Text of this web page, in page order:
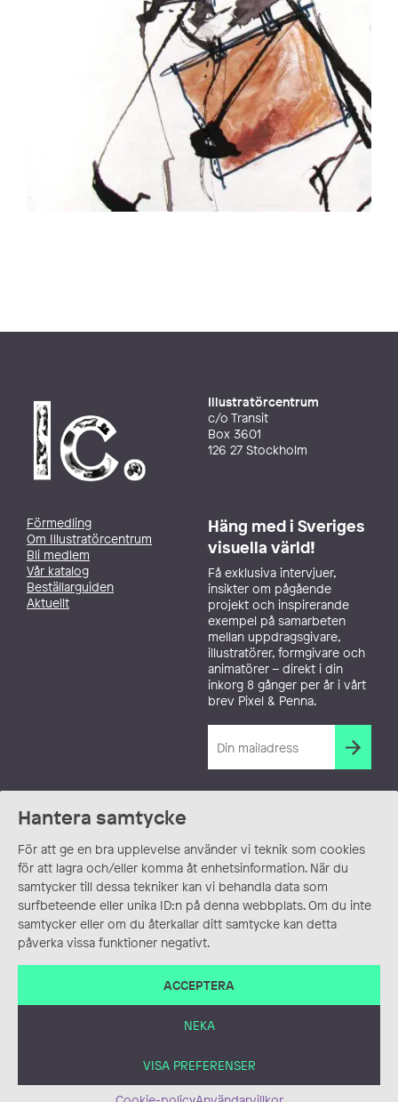
Hantera samtycke
För att ge en bra upplevelse använder vi teknik som cookies
för att lagra och/eller komma åt enhetsinformation. När du
samtycker till dessa tekniker kan vi behandla data som
surfbeteende eller unika ID:n på denna webbplats. Om du inte
samtycker eller om du återkallar ditt samtycke kan detta
påverka vissa funktioner negativt.
ACCEPTERA
NEKA
VISA PREFERENSER
Illustratörcentrum
c/o Transit
Box 3601
126 27 Stockholm
Förmedling
Om Illustratörcentrum
Bli medlem
Vår katalog
Beställarguiden
Aktuellt
Häng med i Sveriges
visuella värld!
Få exklusiva intervjuer,
insikter om pågående
projekt och inspirerande
exempel på samarbeten
mellan uppdragsgivare,
illustratörer, formgivare och
animatörer – direkt i din
inkorg 8 gånger per år i vårt
brev Pixel & Penna.